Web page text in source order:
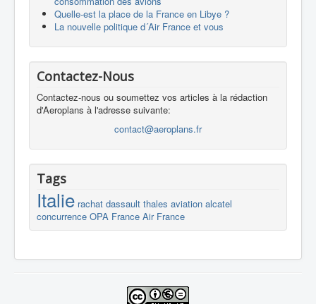
Quelle-est la place de la France en Libye ?
La nouvelle politique d´Air France et vous
Contactez-Nous
Contactez-nous ou soumettez vos articles à la rédaction
d'Aeroplans à l'adresse suivante:
contact@aeroplans.fr
Tags
Italie rachat dassault thales aviation alcatel
concurrence OPA France Air France